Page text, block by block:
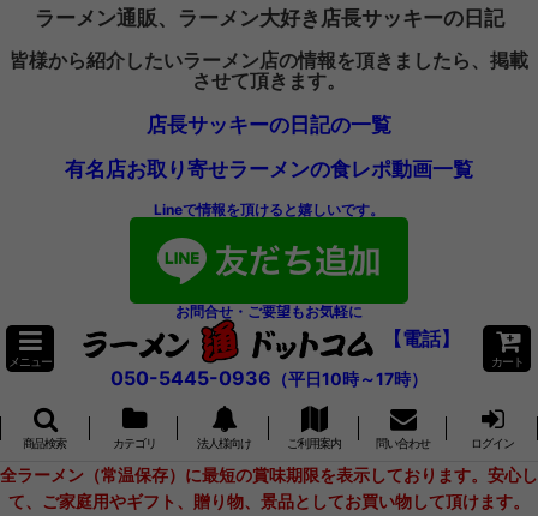
ラーメン通販、ラーメン大好き店長サッキーの日記
皆様から紹介したいラーメン店の情報を頂きましたら、掲載
させて頂きます。
店長サッキーの日記の一覧
有名店お取り寄せラーメンの食レポ動画一覧
Lineで情報を頂けると嬉しいです。
お問合せ・ご要望もお気軽に
メニュー
【電話】
050-5445-0936 （平日10時～17時）
カート
商品検索 カテゴリ 法人様向け ご利用案内 問い合わせ ログイン
全ラーメン（常温保存）に最短の賞味期限を表示しております。安心し
て、ご家庭用やギフト、贈り物、景品としてお買い物して頂けます。